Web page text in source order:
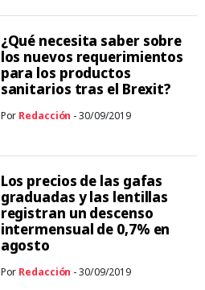
¿Qué necesita saber sobre
los nuevos requerimientos
para los productos
sanitarios tras el Brexit?
Por Redacción - 30/09/2019
Los precios de las gafas
graduadas y las lentillas
registran un descenso
intermensual de 0,7% en
agosto
Por Redacción - 30/09/2019